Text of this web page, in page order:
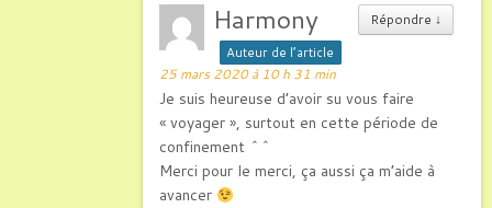
Répondre ↓
Harmony
Auteur de l’article
25 mars 2020 à 10 h 31 min
Je suis heureuse d’avoir su vous faire
« voyager », surtout en cette période de
confinement ^^
Merci pour le merci, ça aussi ça m’aide à
avancer